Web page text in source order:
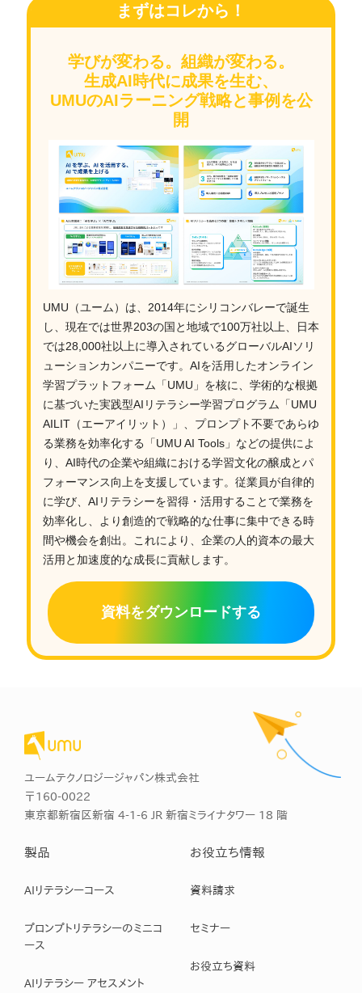
まずはコレから！
学びが変わる。組織が変わる。
生成AI時代に成果を生む、
UMUのAIラーニング戦略と事例を公
開
UMU（ユーム）は、2014年にシリコンバレーで誕生
し、現在では世界203の国と地域で100万社以上、日本
では28,000社以上に導入されているグローバルAIソリ
ューションカンパニーです。AIを活用したオンライン
学習プラットフォーム「UMU」を核に、学術的な根拠
に基づいた実践型AIリテラシー学習プログラム「UMU
AILIT（エーアイリット）」、プロンプト不要であらゆ
る業務を効率化する「UMU AI Tools」などの提供によ
り、AI時代の企業や組織における学習文化の醸成とパ
フォーマンス向上を支援しています。従業員が自律的
に学び、AIリテラシーを習得・活用することで業務を
効率化し、より創造的で戦略的な仕事に集中できる時
間や機会を創出。これにより、企業の人的資本の最大
活用と加速度的な成長に貢献します。
資料をダウンロードする
ユームテクノロジージャパン株式会社
〒160-0022
東京都新宿区新宿 4-1-6 JR 新宿ミライナタワー 18 階
製品
AIリテラシーコース
プロンプトリテラシーのミニコ
ース
AIリテラシー アセスメント
お役立ち情報
資料請求
セミナー
お役立ち資料